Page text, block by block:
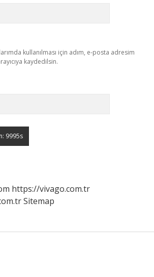
kullanılması için adım, e-posta adresim
kaydedilsin.
https://vivago.com.tr
Sitemap